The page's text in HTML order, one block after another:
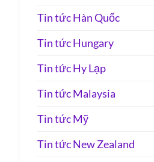
Tin tức Hàn Quốc
Tin tức Hungary
Tin tức Hy Lạp
Tin tức Malaysia
Tin tức Mỹ
Tin tức New Zealand